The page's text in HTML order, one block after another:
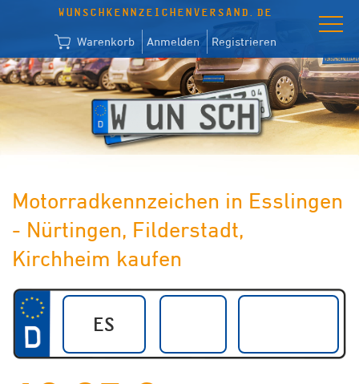
WUNSCHKENNZEICHENVERSAND.DE
Warenkorb Anmelden Registrieren
Motorradkennzeichen in Esslingen
- Nürtingen, Filderstadt,
Kirchheim kaufen